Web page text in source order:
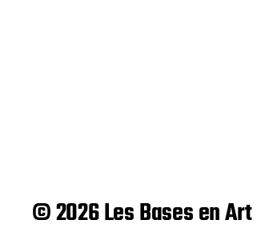
© 2026 Les Bases en Art